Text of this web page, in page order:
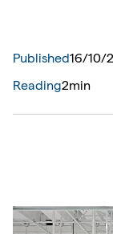
Published16/10/
Reading2min